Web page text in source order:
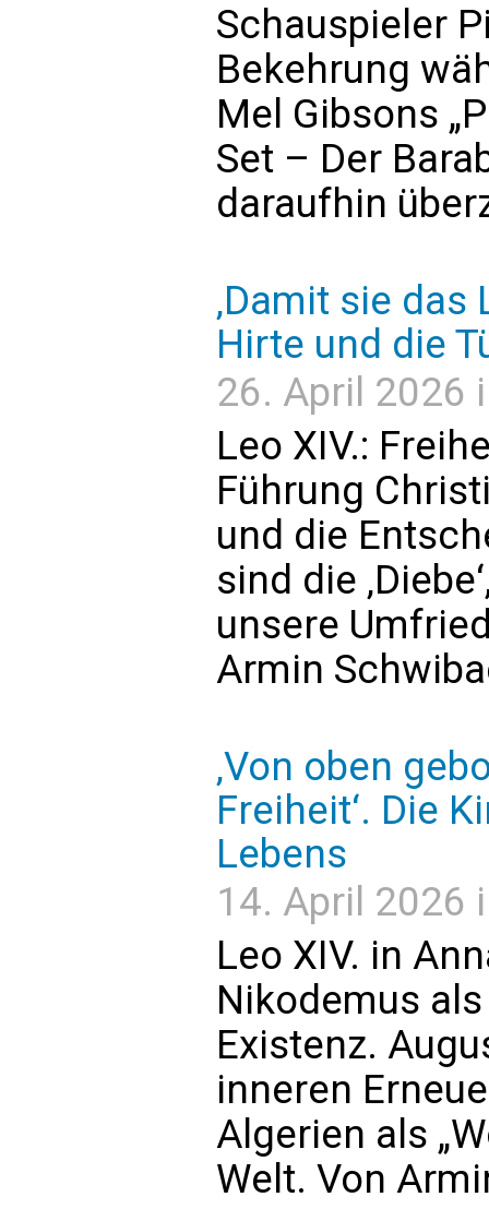
Schauspieler
Bekehrung
Mel Gibsons
Set – Der
daraufhin
‚Damit sie das
Hirte und die
26. April 2026
Leo XIV.:
Führung
und die
sind die
unsere
Armin
‚Von oben
Freiheit‘. Die
Lebens
14. April 2026
Leo XIV. in
Nikodemus
Existenz.
inneren
Algerien als
Welt. Von